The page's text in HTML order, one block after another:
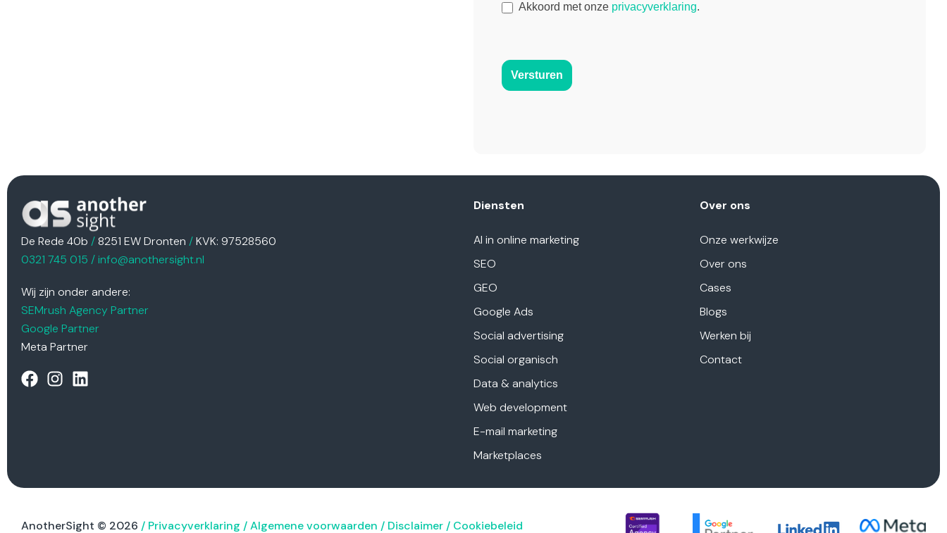
Akkoord met onze privacyverklaring.
Versturen
De Rede 40b / 8251 EW Dronten /KVK: 97528560
0321 745 015 /info@anothersight.nl
Wij zijn onder andere:
SEMrush Agency Partner
Google Partner
Meta Partner
Diensten
AI in online marketing
SEO
GEO
Google Ads
Social advertising
Social organisch
Data & analytics
Web development
E-mail marketing
Marketplaces
Over ons
Onze werkwijze
Over ons
Cases
Blogs
Werken bij
Contact
AnotherSight © 2026 / Privacyverklaring /Algemene voorwaarden / Disclaimer / Cookiebeleid